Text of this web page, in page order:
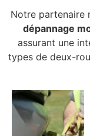
Notre partenaire
dépannage
assurant une
types de deux-